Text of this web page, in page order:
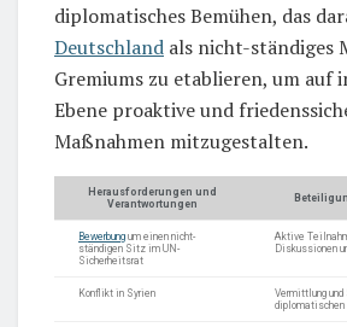
diplomatisches Bemühen, das
Deutschland als nicht-ständiges
Gremiums zu etablieren, um
Ebene proaktive und
Maßnahmen mitzugestalten.
Herausforderungen und
Verantwortungen
Bewerbung um einen nicht-
ständigen Sitz im UN-
Sicherheitsrat
Aktive
Diskussionen
Konflikt in Syrien
Vermittlung und
diplomatischen